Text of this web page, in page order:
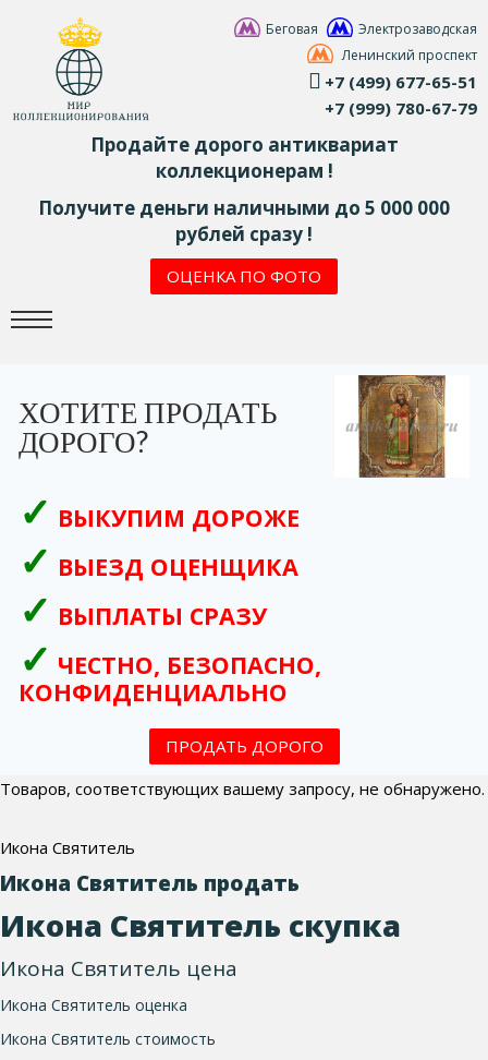
Беговая
Электрозаводская
Ленинский проспект
+7 (499) 677-65-51
+7 (999) 780-67-79
Продайте дорого антиквариат
коллекционерам !
Получите деньги наличными до 5 000 000
рублей сразу !
ОЦЕНКА ПО ФОТО
ХОТИТЕ ПРОДАТЬ
ДОРОГО?
ВЫКУПИМ ДОРОЖЕ
ВЫЕЗД ОЦЕНЩИКА
ВЫПЛАТЫ СРАЗУ
ЧЕСТНО, БЕЗОПАСНО,
КОНФИДЕНЦИАЛЬНО
ПРОДАТЬ ДОРОГО
Товаров, соответствующих вашему запросу, не обнаружено.
Икона Святитель
Икона Святитель продать
Икона Святитель скупка
Икона Святитель цена
Икона Святитель оценка
Икона Святитель стоимость